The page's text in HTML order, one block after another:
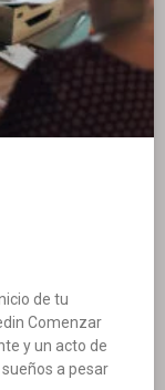
de tu
Comenzar
y un acto de
a pesar